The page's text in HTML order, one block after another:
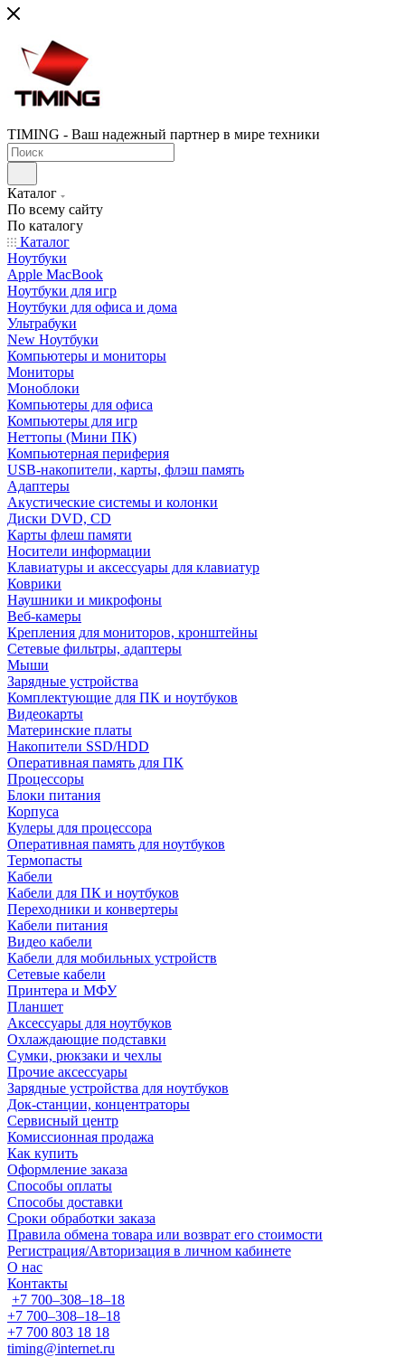
TIMING - Ваш надежный партнер в мире техники
Каталог
По всему сайту
По каталогу
Каталог
Ноутбуки
Apple MacBook
Ноутбуки для игр
Ноутбуки для офиса и дома
Ультрабуки
New Ноутбуки
Компьютеры и мониторы
Мониторы
Моноблоки
Компьютеры для офиса
Компьютеры для игр
Неттопы (Мини ПК)
Компьютерная периферия
USB-накопители, карты, флэш память
Адаптеры
Акустические системы и колонки
Диски DVD, CD
Карты флеш памяти
Носители информации
Клавиатуры и аксессуары для клавиатур
Коврики
Наушники и микрофоны
Веб-камеры
Крепления для мониторов, кронштейны
Сетевые фильтры, адаптеры
Мыши
Зарядные устройства
Комплектующие для ПК и ноутбуков
Видеокарты
Материнские платы
Накопители SSD/HDD
Оперативная память для ПК
Процессоры
Блоки питания
Корпуса
Кулеры для процессора
Оперативная память для ноутбуков
Термопасты
Кабели
Кабели для ПК и ноутбуков
Переходники и конвертеры
Кабели питания
Видео кабели
Кабели для мобильных устройств
Сетевые кабели
Принтера и МФУ
Планшет
Аксессуары для ноутбуков
Охлаждающие подставки
Сумки, рюкзаки и чехлы
Прочие аксессуары
Зарядные устройства для ноутбуков
Док-станции, концентраторы
Сервисный центр
Комиссионная продажа
Как купить
Оформление заказа
Способы оплаты
Способы доставки
Сроки обработки заказа
Правила обмена товара или возврат его стоимости
Регистрация/Авторизация в личном кабинете
О нас
Контакты
+7 700‒308‒18‒18
+7 700‒308‒18‒18
+7 700 803 18 18
timing@internet.ru